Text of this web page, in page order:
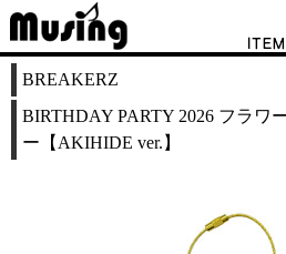
BREAKERZ
BIRTHDAY PARTY 2026 フラワ
ー【AKIHIDE ver.】